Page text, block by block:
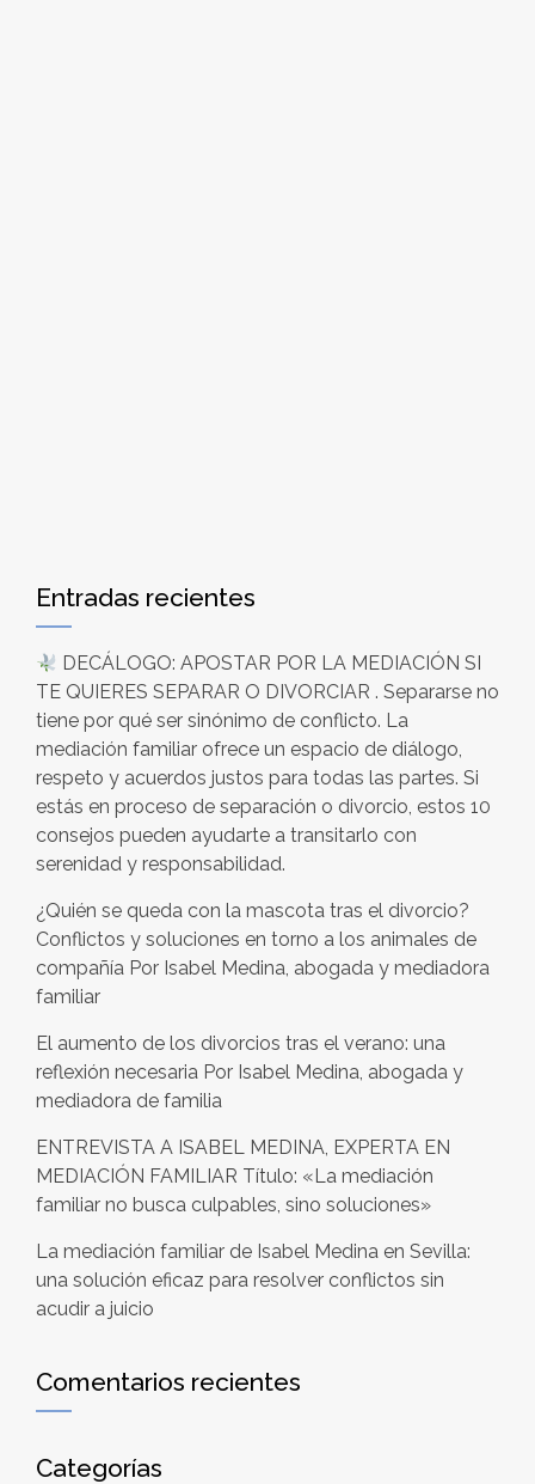
Entradas recientes
DECÁLOGO: APOSTAR POR LA MEDIACIÓN SI
TE QUIERES SEPARAR O DIVORCIAR . Separarse no
tiene por qué ser sinónimo de conflicto. La
mediación familiar ofrece un espacio de diálogo,
respeto y acuerdos justos para todas las partes. Si
estás en proceso de separación o divorcio, estos 10
consejos pueden ayudarte a transitarlo con
serenidad y responsabilidad.
¿Quién se queda con la mascota tras el divorcio?
Conflictos y soluciones en torno a los animales de
compañía Por Isabel Medina, abogada y mediadora
familiar
El aumento de los divorcios tras el verano: una
reflexión necesaria Por Isabel Medina, abogada y
mediadora de familia
ENTREVISTA A ISABEL MEDINA, EXPERTA EN
MEDIACIÓN FAMILIAR Título: «La mediación
familiar no busca culpables, sino soluciones»
La mediación familiar de Isabel Medina en Sevilla:
una solución eficaz para resolver conflictos sin
acudir a juicio
Comentarios recientes
Categorías